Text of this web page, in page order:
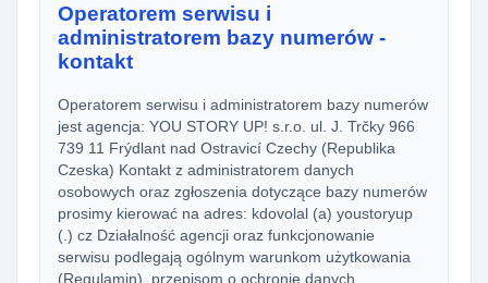
Operatorem serwisu i
administratorem bazy numerów -
kontakt
Operatorem serwisu i administratorem bazy numerów
jest agencja: YOU STORY UP! s.r.o. ul. J. Trčky 966
739 11 Frýdlant nad Ostravicí Czechy (Republika
Czeska) Kontakt z administratorem danych
osobowych oraz zgłoszenia dotyczące bazy numerów
prosimy kierować na adres: kdovolal (a) youstoryup
(.) cz Działalność agencji oraz funkcjonowanie
serwisu podlegają ogólnym warunkom użytkowania
(Regulamin), przepisom o ochronie danych